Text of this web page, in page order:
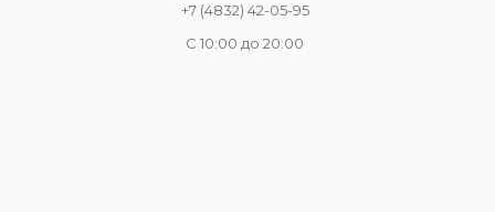
+7 (4832) 42-05-95
С 10:00 до 20:00